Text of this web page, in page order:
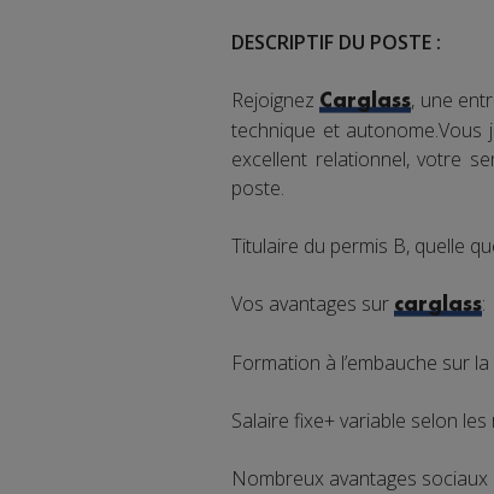
DESCRIPTIF DU POSTE :
RejoignezCarglass, une
technique et autonome.Vous
excellent relationnel, votre
poste.
Titulaire du permis B, quelle
Vos avantages sur carglass:
Formation à l’embauche sur
Salaire fixe+ variable selon
Nombreux avantages